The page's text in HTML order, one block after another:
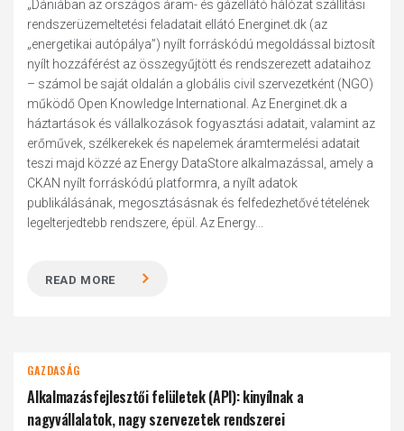
„Dániában az országos áram- és gázellátó hálózat szállítási
rendszerüzemeltetési feladatait ellátó Energinet.dk (az
„energetikai autópálya”) nyílt forráskódú megoldással biztosít
nyílt hozzáférést az összegyűjtött és rendszerezett adataihoz
– számol be saját oldalán a globális civil szervezetként (NGO)
működő Open Knowledge International. Az Energinet.dk a
háztartások és vállalkozások fogyasztási adatait, valamint az
erőművek, szélkerekek és napelemek áramtermelési adatait
teszi majd közzé az Energy DataStore alkalmazással, amely a
CKAN nyílt forráskódú platformra, a nyílt adatok
publikálásának, megosztásásnak és felfedezhetővé tételének
legelterjedtebb rendszere, épül. Az Energy...
READ MORE
GAZDASÁG
Alkalmazásfejlesztői felületek (API): kinyílnak a
nagyvállalatok, nagy szervezetek rendszerei